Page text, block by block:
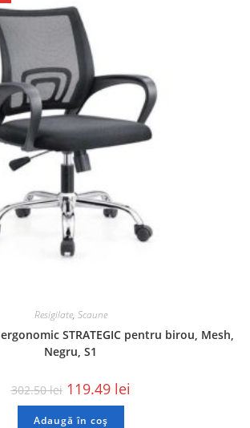
Resigilate, Scaune
ergonomic STRATEGIC pentru birou, Mesh,
Negru, S1
302.50lei 119.49 lei
Adaugă în coș